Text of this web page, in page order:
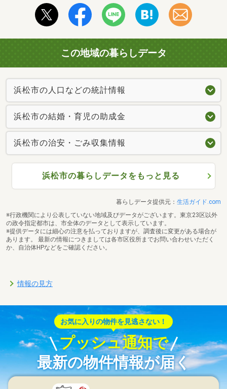
この地域の暮らしデータ
浜松市の人口などの統計情報
浜松市の結婚・育児の助成金
浜松市の治安・ごみ収集情報
浜松市の暮らしデータをもっと見る
暮らしデータ提供元： 生活ガイド.com
※行政機関により公表していない地域及びデータがございます。東京23区以外
の政令指定都市は、市全体のデータとして表示しています。
※提供データには細心の注意を払っておりますが、調査後に変更がある場合が
あります。 最新の情報につきましては各市区役所までお問い合わせいただく
か、自治体HPなどをご確認ください。
情報の見方
お気に入りの物件を見逃さない！
プッシュ通知で
最新の物件情報が届く